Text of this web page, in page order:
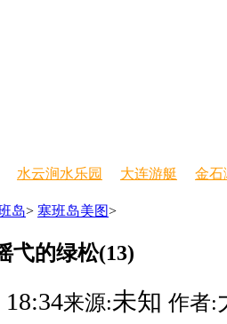
水云涧水乐园 大连游艇
金石
岛> 塞班岛美图>
弋的绿松(13)
18:34来源:未知 作者: